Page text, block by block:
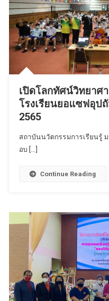
เปิดโลกทัศน์วิทยาศ
โรงเรียนยอแซฟอุป
2565
สถาบันนวัตกรรมการเรียนรู้
อบ […]
Continue Reading